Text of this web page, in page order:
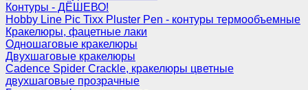
Контуры - ДЁШЕВО!
Hobby Line Pic Tixx Pluster Pen - контуры термообъемные
Кракелюры, фацетные лаки
Одношаговые кракелюры
Двухшаговые кракелюры
Cadence Spider Crackle, кракелюры цветные
двухшаговые прозрачные